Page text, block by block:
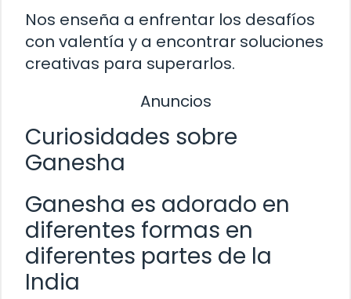
Nos enseña a enfrentar los desafíos
con valentía y a encontrar soluciones
creativas para superarlos.
Anuncios
Curiosidades sobre
Ganesha
Ganesha es adorado en
diferentes formas en
diferentes partes de la
India